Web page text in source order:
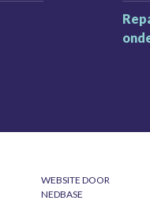
WEBSITE DOOR
NEDBASE